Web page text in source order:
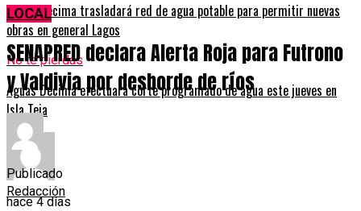
Aguas Décima trasladará red de agua potable para permitir nuevas
obras en general Lagos
No te pierdas
Aguas Décima efectuará corte programado de agua este jueves en
Isla Teja
Redacción
LOCAL
SENAPRED declara Alerta Roja para Futrono
y Valdivia por desborde de ríos
Publicado
hace 4 días